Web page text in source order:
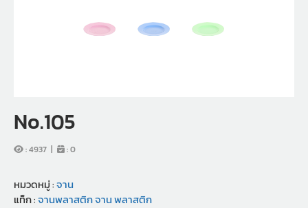
No.105
:4937 | :0
หมวดหมู่ :จาน
แท็ก :จานพลาสติกจานพลาสติก